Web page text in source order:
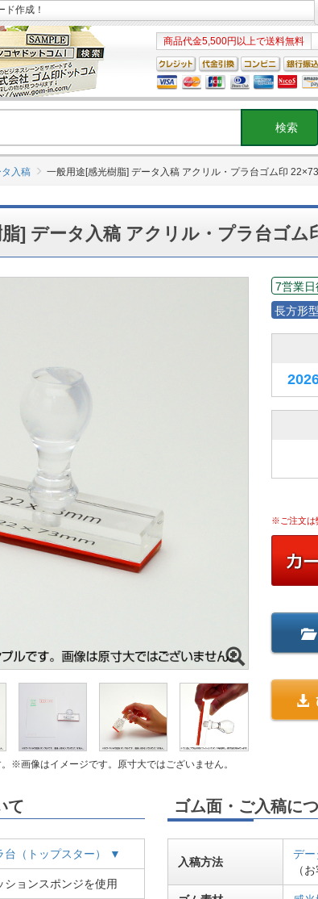
作成！
商品代金5,500円以上で送料無料
入稿 一般用途[感光樹脂] データ入稿 アクリル・プラ台ゴム印
] データ入稿 アクリル・プラ台ゴム
※画像はイメージです。原寸大ではございません。
7営業日
長方形型
※ご注文は
て
台（トップスター） ▼
ションスポンジを使用
ゴム面・ご入稿に
入稿方法
デ
（